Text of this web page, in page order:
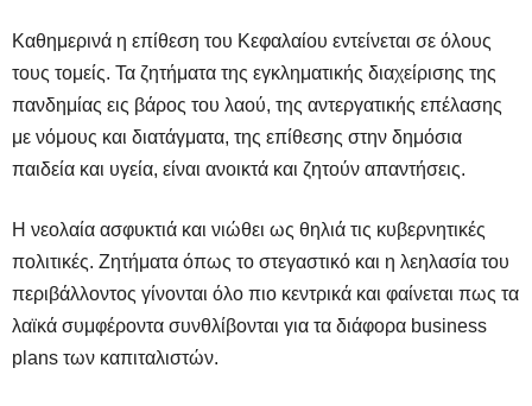
Καθημερινά η επίθεση του Κεφαλαίου εντείνεται σε όλους
τους τομείς. Τα ζητήματα της εγκληματικής διαχείρισης της
πανδημίας εις βάρος του λαού, της αντεργατικής επέλασης
με νόμους και διατάγματα, της επίθεσης στην δημόσια
παιδεία και υγεία, είναι ανοικτά και ζητούν απαντήσεις.
Η νεολαία ασφυκτιά και νιώθει ως θηλιά τις κυβερνητικές
πολιτικές. Ζητήματα όπως το στεγαστικό και η λεηλασία του
περιβάλλοντος γίνονται όλο πιο κεντρικά και φαίνεται πως τα
λαϊκά συμφέροντα συνθλίβονται για τα διάφορα business
plans των καπιταλιστών.